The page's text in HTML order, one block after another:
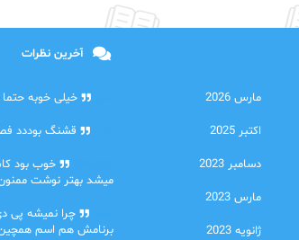
مارس 2026
اکتبر 2025
دسامبر 2023
مارس 2023
ژانویه 2023
آخرین نظرات
خیلی خوبه
قشنگ بوددد
خوب بود
میشد بهتر نوشت
چرا نمیشه پی
برنامش هم اسم همچین